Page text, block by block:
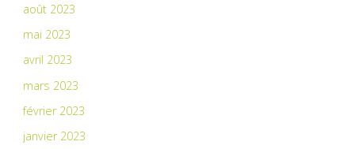
août 2023
mai 2023
avril 2023
mars 2023
février 2023
janvier 2023